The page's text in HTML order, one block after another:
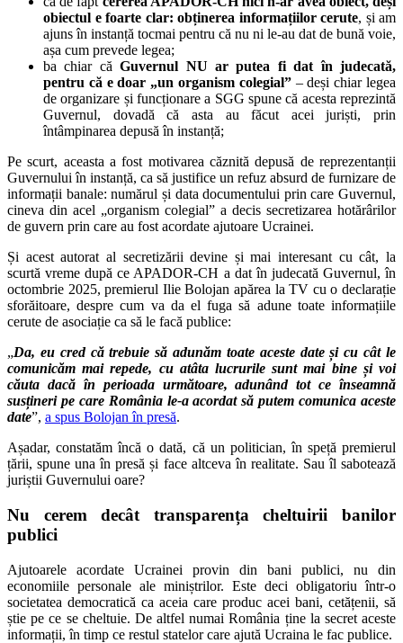
obiectul e foarte clar: obținerea informațiilor cerute, și am
ajuns în instanță tocmai pentru că nu ni le-au dat de bună voie,
așa cum prevede legea;
ba chiar căGuvernul NU ar putea fi dat în judecată,
pentru că e doar „un organism colegial”– deși chiar legea
de organizare și funcționare a SGG spune că acesta reprezintă
Guvernul, dovadă că asta au făcut acei juriști, prin
întâmpinarea depusă în instanță;
Pe scurt, aceasta a fost motivarea căznită depusă de reprezentanții
Guvernului în instanță, ca să justifice un refuz absurd de furnizare de
informații banale: numărul și data documentului prin care Guvernul,
cineva din acel „organism colegial” a decis secretizarea hotărârilor
de guvern prin care au fost acordate ajutoare Ucrainei.
Și acest autorat al secretizării devine și mai interesant cu cât, la
scurtă vreme după ce APADOR-CH a dat în judecată Guvernul, în
octombrie 2025, premierul Ilie Bolojan apărea la TV cu o declarație
sforăitoare, despre cum va da el fuga să adune toate informațiile
cerute de asociație ca să le facă publice:
„Da, eu cred că trebuie să adunăm toate aceste date și cu cât le
comunicăm mai repede, cu atâta lucrurile sunt mai bine și voi
căuta dacă în perioada următoare, adunând tot ce înseamnă
susțineri pe care România le-a acordat să putem comunica aceste
date”, a spus Bolojan în presă.
Așadar, constatăm încă o dată, că un politician, în speță premierul
țării, spune una în presă și face altceva în realitate. Sau îl sabotează
juriștii Guvernului oare?
Nu cerem decât transparența cheltuirii banilor
publici
Ajutoarele acordate Ucrainei provin din bani publici, nu din
economiile personale ale miniștrilor. Este deci obligatoriu într-o
societatea democratică ca aceia care produc acei bani, cetățenii, să
știe pe ce se cheltuie. De altfel numai România ține la secret aceste
informații, în timp ce restul statelor care ajută Ucraina le fac publice.